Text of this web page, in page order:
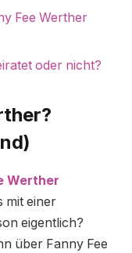
Fee Werther
oder nicht?
Werther
mit einer
eigentlich?
über Fanny Fee